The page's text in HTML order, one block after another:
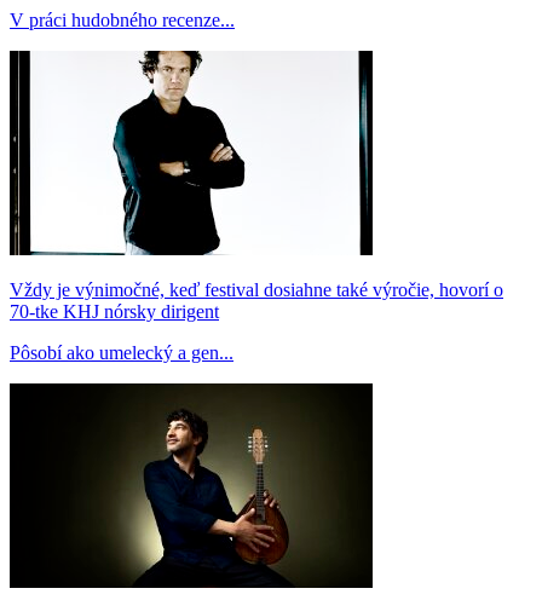
V práci hudobného recenze...
Vždy je výnimočné, keď festival dosiahne také výročie, hovorí o
70-tke KHJ nórsky dirigent
Pôsobí ako umelecký a gen...